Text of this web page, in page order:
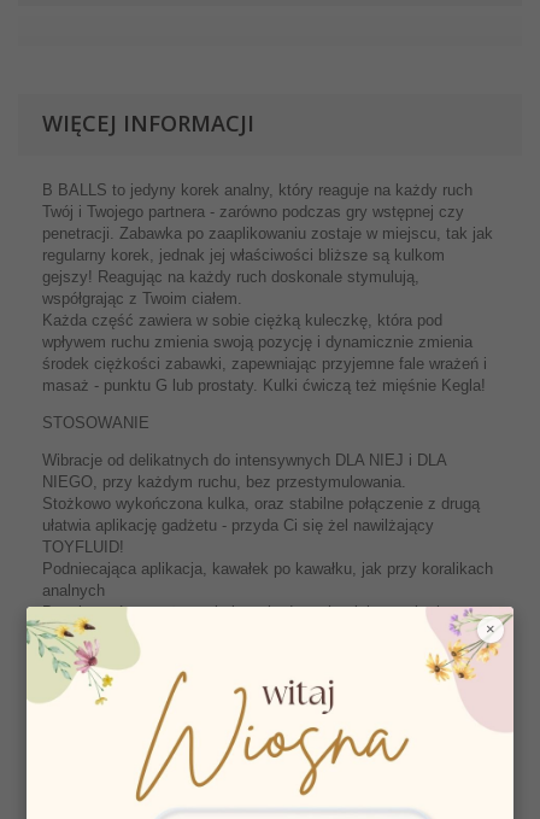
WIĘCEJ INFORMACJI
B BALLS to jedyny korek analny, który reaguje na każdy ruch
Twój i Twojego partnera - zarówno podczas gry wstępnej czy
penetracji. Zabawka po zaaplikowaniu zostaje w miejscu, tak jak
regularny korek, jednak jej właściwości bliższe są kulkom
gejszy! Reagując na każdy ruch doskonale stymulują,
współgrając z Twoim ciałem.
Każda część zawiera w sobie ciężką kuleczkę, która pod
wpływem ruchu zmienia swoją pozycję i dynamicznie zmienia
środek ciężkości zabawki, zapewniając przyjemne fale wrażeń i
masaż - punktu G lub prostaty. Kulki ćwiczą też mięśnie Kegla!
STOSOWANIE
Wibracje od delikatnych do intensywnych DLA NIEJ i DLA
NIEGO, przy każdym ruchu, bez przestymulowania.
Stożkowo wykończona kulka, oraz stabilne połączenie z drugą
ułatwia aplikację gadżetu - przyda Ci się żel nawilżający
TOYFLUID!
Podniecająca aplikacja, kawałek po kawałku, jak przy koralikach
analnych
Bezpieczeństwo używania i swoboda ruchu, jak przy korku
analnym.
Wąska podstawa nie utrudnia kontaktu z żadną ze stref
erogennych
Dyskretny komfort stosowania podczas noszenia w miejscach
Odgina się i masuje w czasie gry wstępnej
Wzmagane wrażenia podczas seksu lub masturbacji wibratorem
(polecamy STRONIC!)
Niezapomniane, ekstatyczne orgazmy.
×